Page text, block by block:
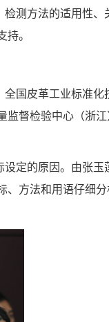
测方法的适用性、
。
国皮革工业标准化
监督检验中心（浙
定的原因。由张玉
、方法和用语仔细